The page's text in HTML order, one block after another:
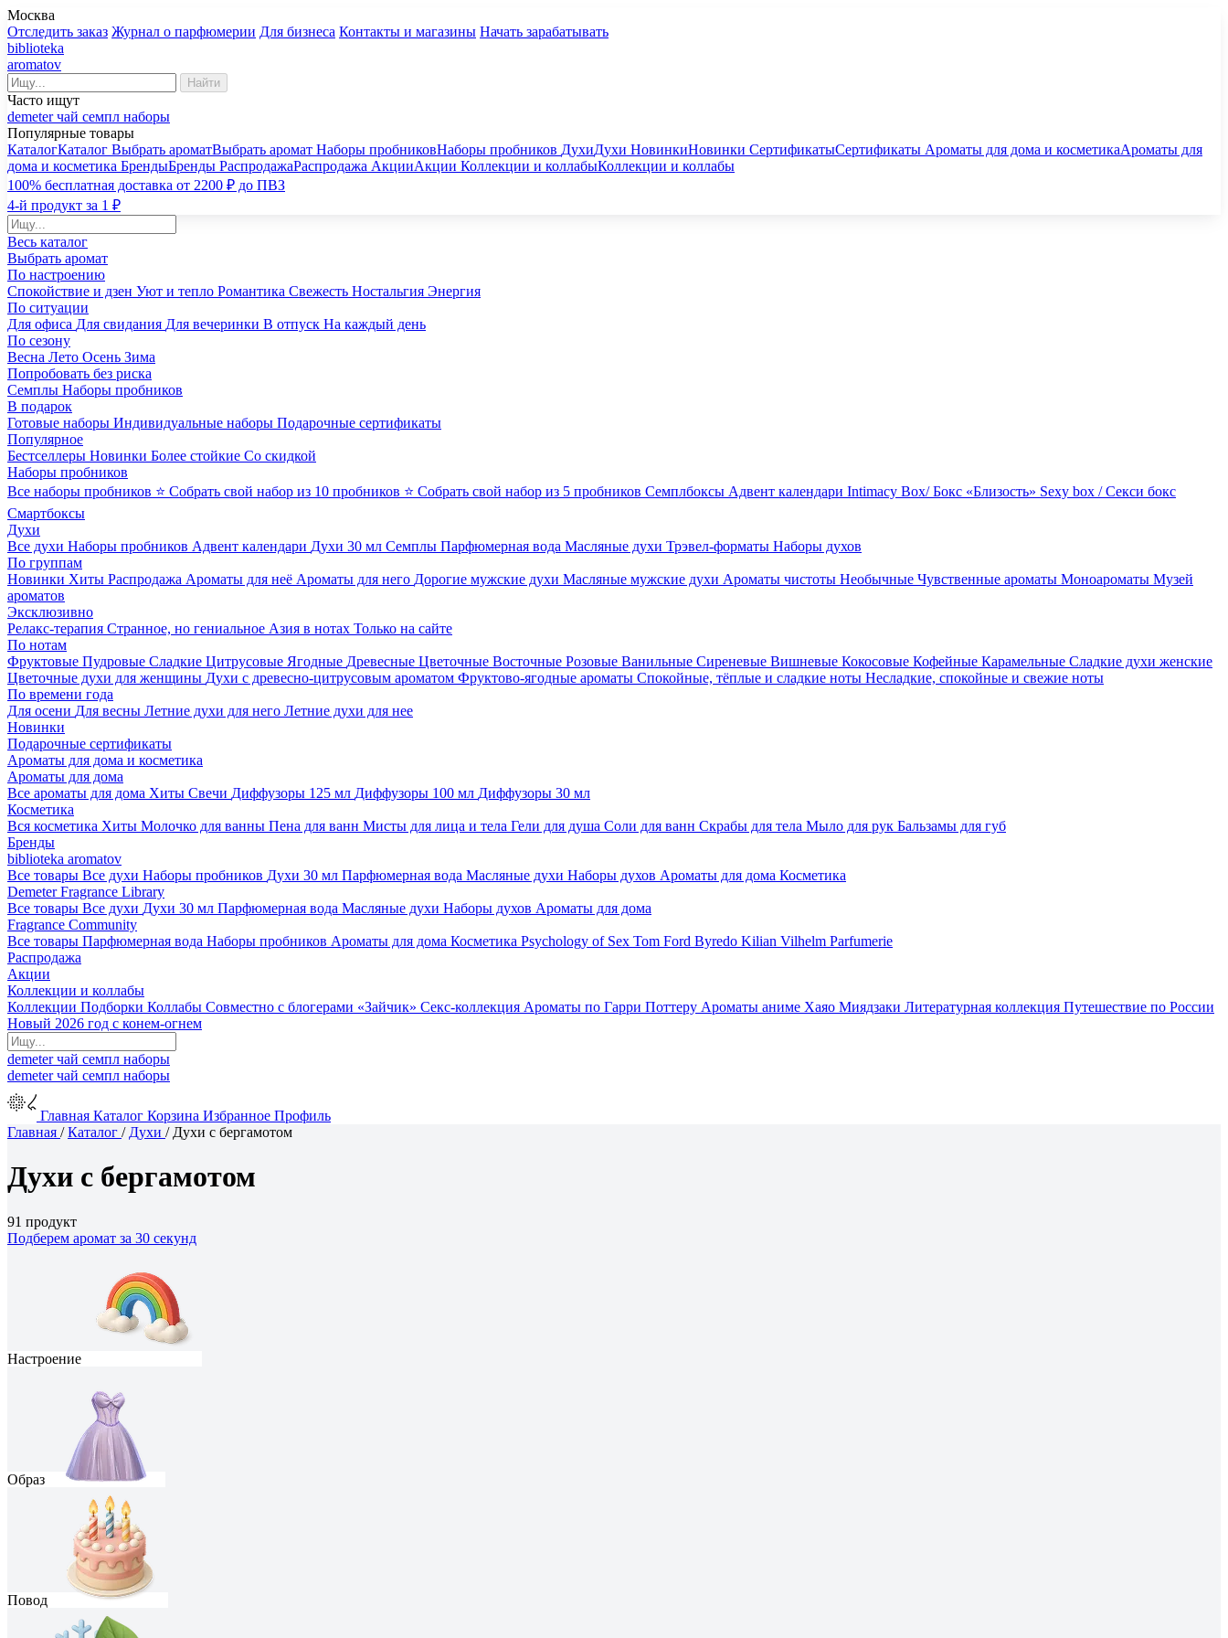
Москва
Отследить заказ Журнал о парфюмерии Для бизнеса Контакты и магазины Начать зарабатывать
biblioteka
aromatov
Найти
Часто ищут
demeterчай семпл наборы
Популярные товары
КаталогКаталог Выбрать ароматВыбрать аромат Наборы пробниковНаборы пробников ДухиДухи НовинкиНовинки СертификатыСертификаты Ароматы для дома и косметикаАроматы для
дома и косметика БрендыБренды РаспродажаРаспродажа АкцииАкции Коллекции и коллабыКоллекции и коллабы
100% бесплатная доставка от 2200 ₽ до ПВЗ
4-й продукт за 1 ₽
Весь каталог
Выбрать аромат
По настроению
Спокойствие и дзен Уют и тепло Романтика Свежесть Ностальгия Энергия
По ситуации
Для офиса Для свидания Для вечеринки В отпуск На каждый день
По сезону
Весна Лето Осень Зима
Попробовать без риска
Семплы Наборы пробников
В подарок
Готовые наборы Индивидуальные наборы Подарочные сертификаты
Популярное
Бестселлеры Новинки Более стойкие Со скидкой
Наборы пробников
Все наборы пробников ⭐ Собрать свой набор из 10 пробников ⭐ Собрать свой набор из 5 пробников Семплбоксы Адвент календари Intimacy Box/ Бокс «Близость» Sexy box / Секси бокс
Смартбоксы
Духи
Все духи Наборы пробников Адвент календари Духи 30 мл Семплы Парфюмерная вода Масляные духи Трэвел-форматы Наборы духов
По группам
Новинки Хиты Распродажа Ароматы для неё Ароматы для него Дорогие мужские духи Масляные мужские духи Ароматы чистоты Необычные Чувственные ароматы Моноароматы Музей
ароматов
Эксклюзивно
Релакс-терапия Странное, но гениальное Азия в нотах Только на сайте
По нотам
Фруктовые Пудровые Сладкие Цитрусовые Ягодные Древесные Цветочные Восточные Розовые Ванильные Сиреневые Вишневые Кокосовые Кофейные Карамельные Сладкие духи женские
Цветочные духи для женщины Духи с древесно-цитрусовым ароматом Фруктово-ягодные ароматы Спокойные, тёплые и сладкие ноты Несладкие, спокойные и свежие ноты
По времени года
Для осени Для весны Летние духи для него Летние духи для нее
Новинки
Подарочные сертификаты
Ароматы для дома и косметика
Ароматы для дома
Все ароматы для дома Хиты Свечи Диффузоры 125 мл Диффузоры 100 мл Диффузоры 30 мл
Косметика
Вся косметика Хиты Молочко для ванны Пена для ванн Мисты для лица и тела Гели для душа Соли для ванн Скрабы для тела Мыло для рук Бальзамы для губ
Бренды
biblioteka aromatov
Все товары Все духи Наборы пробников Духи 30 мл Парфюмерная вода Масляные духи Наборы духов Ароматы для дома Косметика
Demeter Fragrance Library
Все товары Все духи Духи 30 мл Парфюмерная вода Масляные духи Наборы духов Ароматы для дома
Fragrance Community
Все товары Парфюмерная вода Наборы пробников Ароматы для дома Косметика Psychology of Sex Tom Ford Byredo Kilian Vilhelm Parfumerie
Распродажа
Акции
Коллекции и коллабы
Коллекции Подборки Коллабы Совместно с блогерами «Зайчик» Секс-коллекция Ароматы по Гарри Поттеру Ароматы аниме Хаяо Миядзаки Литературная коллекция Путешествие по России
Новый 2026 год с конем-огнем
demeterчай семпл наборы
demeterчай семпл наборы
Главная Каталог Корзина Избранное Профиль
Главная /Каталог / Духи / Духи с бергамотом
Духи с бергамотом
91 продукт
Подберем аромат за 30 секунд
Настроение
Образ
Повод